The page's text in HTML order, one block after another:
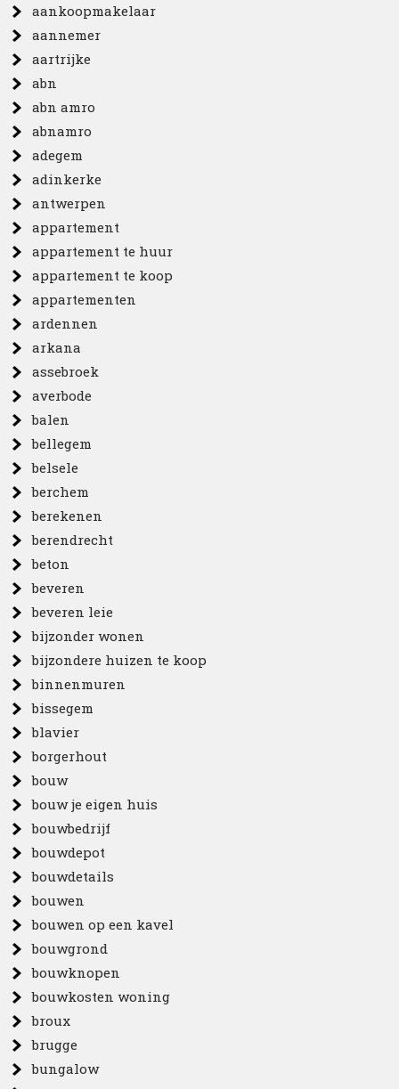
aankoopmakelaar
aannemer
aartrijke
abn
abn amro
abnamro
adegem
adinkerke
antwerpen
appartement
appartement te huur
appartement te koop
appartementen
ardennen
arkana
assebroek
averbode
balen
bellegem
belsele
berchem
berekenen
berendrecht
beton
beveren
beveren leie
bijzonder wonen
bijzondere huizen te koop
binnenmuren
bissegem
blavier
borgerhout
bouw
bouw je eigen huis
bouwbedrijf
bouwdepot
bouwdetails
bouwen
bouwen op een kavel
bouwgrond
bouwknopen
bouwkosten woning
broux
brugge
bungalow